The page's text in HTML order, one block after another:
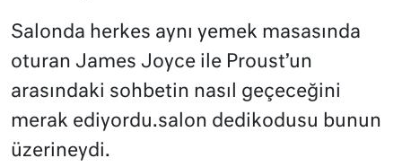
Salonda herkes aynı yemek masasında
oturan James Joyce ile Proust’un
arasındaki sohbetin nasıl geçeceğini
merak ediyordu.salon dedikodusu bunun
üzerineydi.